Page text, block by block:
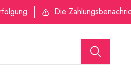
Die